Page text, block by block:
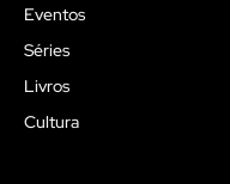
Eventos
Séries
Livros
Cultura